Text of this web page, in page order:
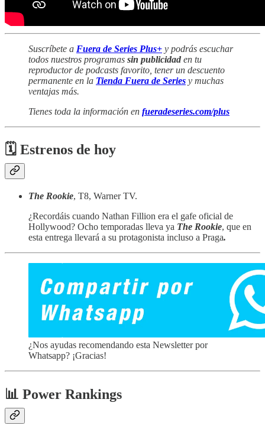
Suscríbete a Fuera de Series Plus+ y podrás escuchar
todos nuestros programas sin publicidad en tu
reproductor de podcasts favorito, tener un descuento
permanente en la Tienda Fuera de Series y muchas
ventajas más.
Tienes toda la información en fueradeseries.com/plus
🗓 Estrenos de hoy
The Rookie, T8, Warner TV.
¿Recordáis cuando Nathan Fillion era el gafe oficial de
Hollywood? Ocho temporadas lleva ya The Rookie, que en
esta entrega llevará a su protagonista incluso a Praga.
¿Nos ayudas recomendando esta Newsletter por
Whatsapp? ¡Gracias!
📊 Power Rankings